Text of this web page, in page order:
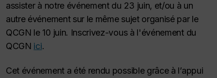
assister à notre événement du 23 juin, et/ou à un
autre événement sur le même sujet organisé par le
QCGN le 10 juin. Inscrivez-vous à l'événement du
QCGN ici.
Cet événement a été rendu possible grâce à l’appui